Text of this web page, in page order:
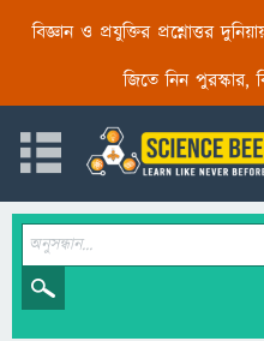
বিজ্ঞান ও প্রযুক্তির প্রশ্নোত্তর
জিতে নিন পুরস্কার,